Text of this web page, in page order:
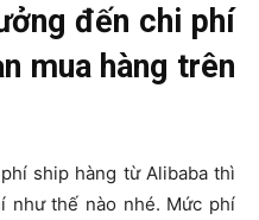
đến chi phí
mua hàng trên
ship hàng từ Alibaba thì
như thế nào nhé. Mức phí